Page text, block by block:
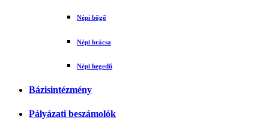
Népi bőgő
Népi brácsa
Népi hegedű
Bázisintézmény
Pályázati beszámolók